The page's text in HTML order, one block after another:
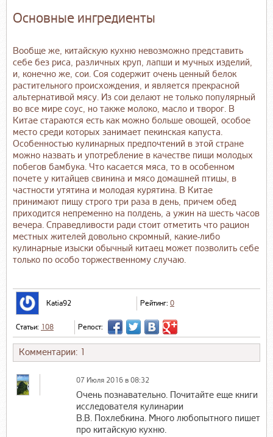
Основные ингредиенты
Вообще же, китайскую кухню невозможно представить
себе без риса, различных круп, лапши и мучных изделий,
и, конечно же, сои. Соя содержит очень ценный белок
растительного происхождения, и является прекрасной
альтернативой мясу. Из сои делают не только популярный
во все мире соус, но также молоко, масло и творог. В
Китае стараются есть как можно больше овощей, особое
место среди которых занимает пекинская капуста.
Особенностью кулинарных предпочтений в этой стране
можно назвать и употребление в качестве пищи молодых
побегов бамбука. Что касается мяса, то в особенном
почете у китайцев свинина и мясо домашней птицы, в
частности утятина и молодая курятина. В Китае
принимают пищу строго три раза в день, причем обед
приходится непременно на полдень, а ужин на шесть часов
вечера. Справедливости ради стоит отметить что рацион
местных жителей довольно скромный, какие-либо
кулинарные изыски обычный китаец может позволить себе
только по особо торжественному случаю.
Katia92 Рейтинг: 0
Статьи: 108 Репост:
Комментарии: 1
07 Июля 2016 в 08:32
Очень познавательно. Почитайте еще книги
исследователя кулинарии
В.В. Похлебкина. Много любопытного пишет
про китайскую кухню.